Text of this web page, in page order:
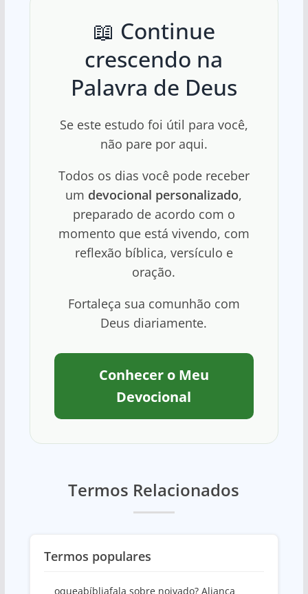
📖 Continue
crescendo na
Palavra de Deus
Se este estudo foi útil para você,
não pare por aqui.
Todos os dias você pode receber
um devocional personalizado,
preparado de acordo com o
momento que está vivendo, com
reflexão bíblica, versículo e
oração.
Fortaleça sua comunhão com
Deus diariamente.
Conhecer o Meu
Devocional
Termos Relacionados
Termos populares
oqueabíbliafala sobre noivado? Aliança